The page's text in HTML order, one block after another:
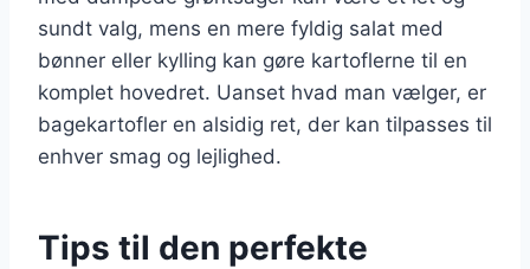
sundt valg, mens en mere fyldig salat med
bønner eller kylling kan gøre kartoflerne til en
komplet hovedret. Uanset hvad man vælger, er
bagekartofler en alsidig ret, der kan tilpasses til
enhver smag og lejlighed.
Tips til den perfekte